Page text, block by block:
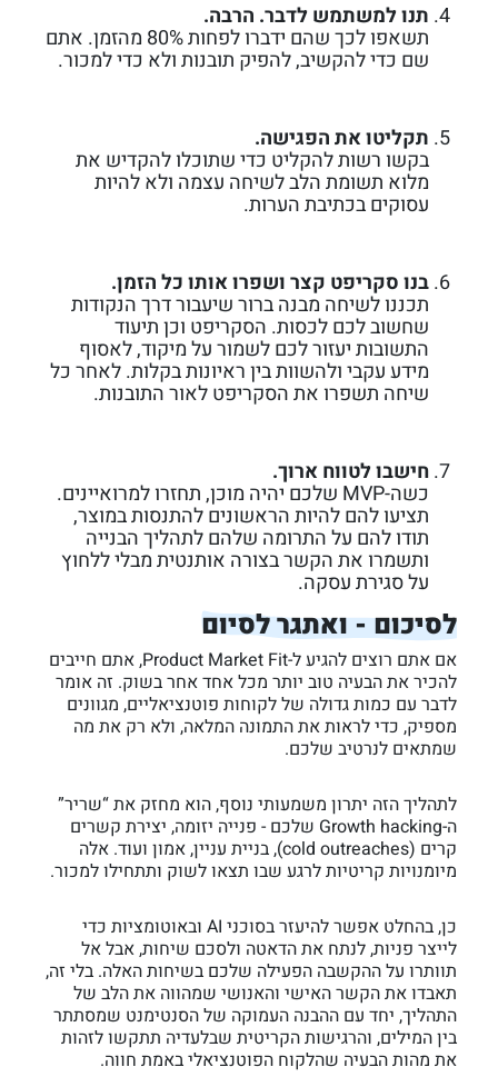
תנו למשתמש לדבר. הרבה.
תשאפו לכך שהם ידברו לפחות 80% מהזמן. אתם
שם כדי להקשיב, להפיק תובנותולא כדי למכור.
תקליטו את הפגישה.
בקשו רשות להקליט כדי שתוכלו להקדיש את
מלוא תשומת הלב לשיחה עצמה ולא להיות
עסוקים בכתיבת הערות.
בנו סקריפט קצר ושפרו אותו כל הזמן.
תכננו לשיחה מבנה ברור שיעבור דרך הנקודות
שחשוב לכם לכסות. הסקריפט וכן תיעוד
התשובות יעזור לכם לשמור על מיקוד, לאסוף
מידע עקבי ולהשוות בין ראיונות בקלות. לאחר כל
שיחה תשפרו את הסקריפט לאור התובנות.
חישבו לטווח ארוך.
כשה-MVP שלכם יהיה מוכן, תחזרו למרואיינים.
תציעו להם להיות הראשונים להתנסות במוצר,
תודו להם על התרומה שלהם לתהליך הבנייה
ותשמרו את הקשר בצורה אותנטית מבלי ללחוץ
על סגירת עסקה.
לסיכום - ואתגר לסיום
אם אתם רוצים להגיע ל-Product Market Fit, אתם חייבים
להכיר את הבעיה טוב יותר מכל אחד אחר בשוק. זה אומר
לדבר עם כמות גדולה של לקוחות פוטנציאליים, מגוונים
מספיק, כדי לראות את התמונה המלאה, ולא רק את מה
שמתאים לנרטיב שלכם.
לתהליך הזה יתרון משמעותי נוסף, הוא מחזק את “שריר”
ה-Growth hacking שלכם - פנייה יזומה, יצירת קשרים
קרים (cold outreaches), בניית עניין, אמון ועוד. אלה
מיומנויות קריטיות לרגע שבו תצאו לשוק ותתחילו למכור.
כן, בהחלט אפשר להיעזר בסוכני AI ובאוטומציות כדי
לייצר פניות, לנתח את הדאטה ולסכם שיחות, אבל אל
תוותרו על ההקשבה הפעילה שלכם בשיחות האלה. בלי זה,
תאבדו את הקשר האישי והאנושי שמהווה את הלב של
התהליך, יחד עם ההבנה העמוקה של הסנטימנט שמסתתר
בין המילים, והרגישות הקריטית שבלעדיה תתקשו לזהות
את מהות הבעיה שהלקוח הפוטנציאלי באמת חווה.